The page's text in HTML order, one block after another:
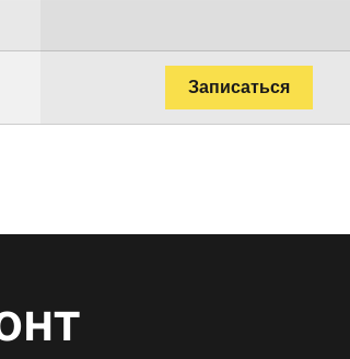
Записаться